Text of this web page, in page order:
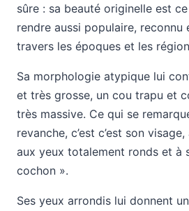
sûre : sa beauté originelle est
rendre aussi populaire, reconnu
travers les époques et les
Sa morphologie atypique lui
et très grosse, un cou trapu et
très massive. Ce qui se
revanche, c’est c’est son
aux yeux totalement ronds et à
cochon ».
Ses yeux arrondis lui donnent